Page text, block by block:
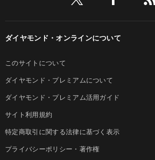
ダイヤモンド・オンラインについて
このサイトについて
ダイヤモンド・プレミアムについて
ダイヤモンド・プレミアム活用ガイド
サイト利用規約
特定商取引に関する法律に基づく表示
プライバシーポリシー・著作権